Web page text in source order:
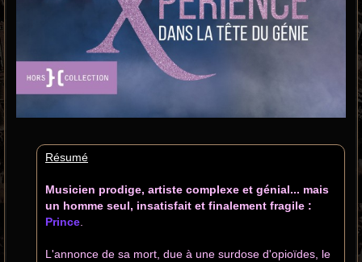
Résumé
Musicien prodige, artiste complexe et génial... mais
un homme seul, insatisfait et finalement fragile :
Prince.
L'annonce de sa mort, due à une surdose d'opioïdes, le